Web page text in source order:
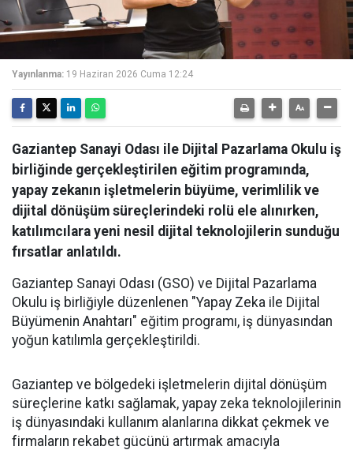
Yayınlanma: 19 Haziran 2026 Cuma 12:24
Gaziantep Sanayi Odası ile Dijital Pazarlama Okulu iş
birliğinde gerçekleştirilen eğitim programında,
yapay zekanın işletmelerin büyüme, verimlilik ve
dijital dönüşüm süreçlerindeki rolü ele alınırken,
katılımcılara yeni nesil dijital teknolojilerin sunduğu
fırsatlar anlatıldı.
Gaziantep Sanayi Odası (GSO) ve Dijital Pazarlama
Okulu iş birliğiyle düzenlenen "Yapay Zeka ile Dijital
Büyümenin Anahtarı" eğitim programı, iş dünyasından
yoğun katılımla gerçekleştirildi.
Gaziantep ve bölgedeki işletmelerin dijital dönüşüm
süreçlerine katkı sağlamak, yapay zeka teknolojilerinin
iş dünyasındaki kullanım alanlarına dikkat çekmek ve
firmaların rekabet gücünü artırmak amacıyla